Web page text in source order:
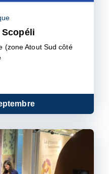
(zone Atout Sud côté